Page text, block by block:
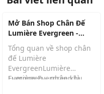
Mở Bán Shop Chân Đế
Lumière Evergreen -
Phân Khu Cao Cấp
Vinhomes Smart City
Tổng quan về shop chân
đế Lumière
EvergreenLumière
Evergreen – phân khu
Lumière Evergreen là